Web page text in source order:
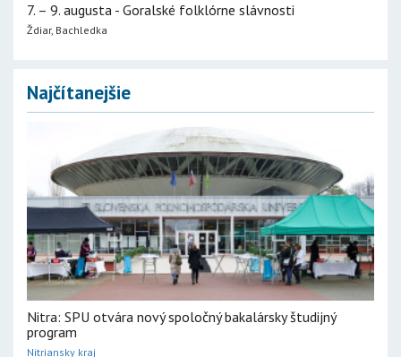
7. – 9. augusta - Goralské folklórne slávnosti
Ždiar, Bachledka
Najčítanejšie
Nitra: SPU otvára nový spoločný bakalársky študijný
program
Nitriansky kraj